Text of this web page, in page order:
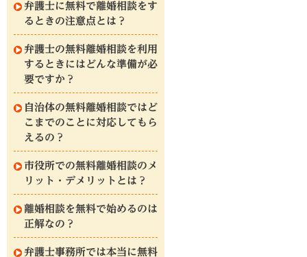
弁護士に無料で離婚相談をす
るときの注意点とは？
弁護士の無料離婚相談を利用
するときにはどんな準備が必
要ですか？
自治体の無料離婚相談ではど
こまでのことに対応してもら
えるの？
市役所での無料離婚相談のメ
リット・デメリットとは？
離婚相談を無料で始めるのは
正解なの？
弁護士事務所では本当に無料